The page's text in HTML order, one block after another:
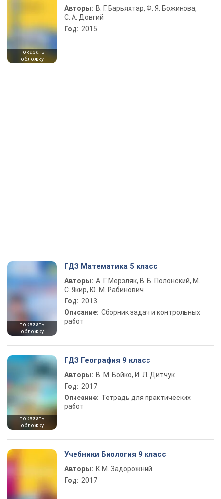
показать
обложку
Авторы: В. Г. Барьяхтар, Ф. Я. Божинова,
С. А. Довгий
Год: 2015
показать
обложку
ГДЗ Математика 5 класс
Авторы: А. Г. Мерзляк, В. Б. Полонский, М.
С. Якир, Ю. М. Рабинович
Год: 2013
Описание: Сборник задач и контрольных
работ
показать
обложку
ГДЗ География 9 класс
Авторы: В. М. Бойко, И. Л. Дитчук
Год: 2017
Описание: Тетрадь для практических
работ
Учебники Биология 9 класс
Авторы: К.М. Задорожний
Год: 2017